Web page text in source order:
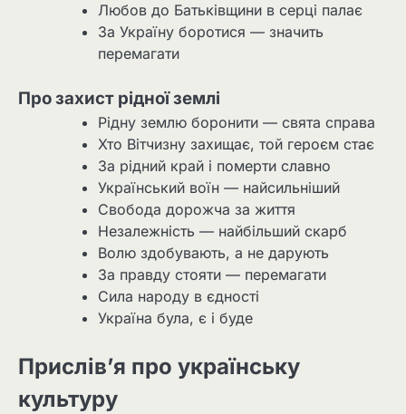
Любов до Батьківщини в серці палає
За Україну боротися — значить
перемагати
Про захист рідної землі
Рідну землю боронити — свята справа
Хто Вітчизну захищає, той героєм стає
За рідний край і померти славно
Український воїн — найсильніший
Свобода дорожча за життя
Незалежність — найбільший скарб
Волю здобувають, а не дарують
За правду стояти — перемагати
Сила народу в єдності
Україна була, є і буде
Прислів’я про українську
культуру